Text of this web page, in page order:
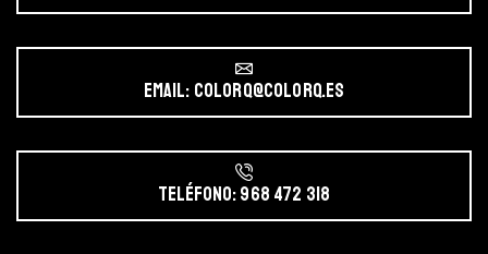
Email: colorq@colorq.es
Teléfono: 968 472 318